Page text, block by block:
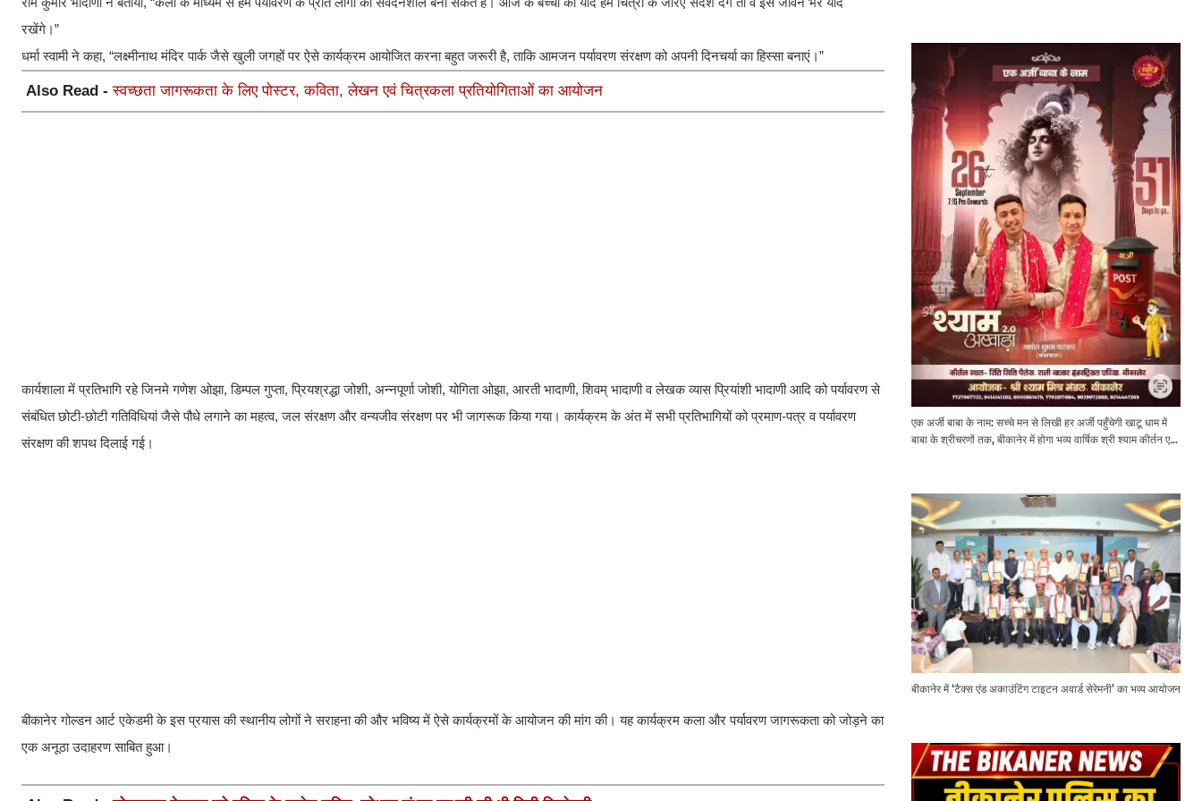
रखेंगे।”
धर्मा स्वामी ने कहा, “लक्ष्मीनाथ मंदिर पार्क जैसे खुली जगहों पर ऐसे कार्यक्रम आयोजित करना बहुत जरूरी है, ताकि आमजन पर्यावरण संरक्षण को अपनी दिनचर्या का हिस्सा बनाएं।”
Also Read -स्वच्छता जागरूकता के लिए पोस्टर, कविता, लेखन एवं चित्रकला प्रतियोगिताओं का आयोजन
कार्यशाला में प्रतिभागि रहे जिनमे गणेश ओझा, डिम्पल गुप्ता, प्रियश्रद्धा जोशी, अन्नपूर्णा जोशी, योगिता ओझा, आरती भादाणी, शिवम् भादाणी व लेखक व्यास प्रियांशी भादाणी आदि को पर्यावरण से
संबंधित छोटी-छोटी गतिविधियां जैसे पौधे लगाने का महत्व, जल संरक्षण और वन्यजीव संरक्षण पर भी जागरूक किया गया। कार्यक्रम के अंत में सभी प्रतिभागियों को प्रमाण-पत्र व पर्यावरण
संरक्षण की शपथ दिलाई गई।
बीकानेर गोल्डन आर्ट एकेडमी के इस प्रयास की स्थानीय लोगों ने सराहना की और भविष्य में ऐसे कार्यक्रमों के आयोजन की मांग की। यह कार्यक्रम कला और पर्यावरण जागरूकता को जोड़ने का
एक अनूठा उदाहरण साबित हुआ।
एक अर्जी बाबा के नाम: सच्चे मन से लिखी हर अर्जी पहुँचेगी खाटू धाम में
बाबा के श्रीचरणों तक, बीकानेर में होगा भव्य वार्षिक श्री श्याम कीर्तन एवं
बीकानेर में ‘टैक्स एंड अकाउंटिंग टाइटन अवार्ड सेरेमनी’ का भव्य आयोजन